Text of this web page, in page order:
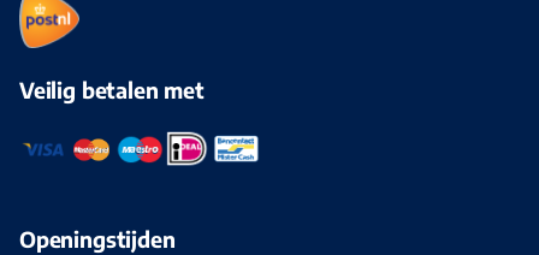
Veilig betalen met
Openingstijden